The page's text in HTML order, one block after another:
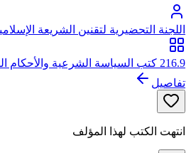
اللجنة التحضيرية لتقنين الشريعة
الإسلامية
216.9 كتب السياسة الشرعية والأحكام السلطانية
تفاصيل
انتهت الكتب لهذا المؤلف